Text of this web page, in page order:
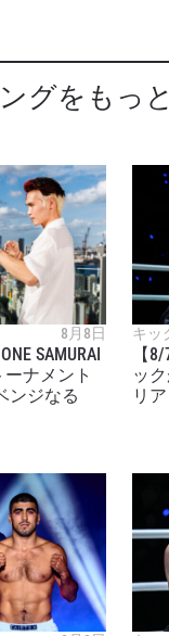
グをもっ
8月8日
SAMURAI
ナメント
ンジなる
キッ
【
ッ
リ